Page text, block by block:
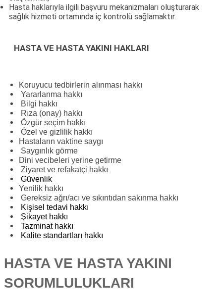
Hasta haklarıyla ilgili başvuru mekanizmaları oluşturarak
sağlık hizmeti ortamında iç kontrolü sağlamaktır.
HASTA VE HASTA YAKINI HAKLARI
Koruyucu tedbirlerin alınması hakkı
Yararlanma hakkı
Bilgi hakkı
Rıza (onay) hakkı
Özgür seçim hakkı
Özel ve gizlilik hakkı
Hastaların vaktine saygı
Saygınlık görme
Dini vecibeleri yerine getirme
Ziyaret ve refakatçi hakkı
Güvenlik
Yenilik hakkı
Gereksiz ağrı/acı ve sıkıntıdan sakınma hakkı
Kişisel tedavi hakkı
Şikayet hakkı
Tazminat hakkı
Kalite standartları hakkı
HASTA VE HASTA YAKINI
SORUMLULUKLARI